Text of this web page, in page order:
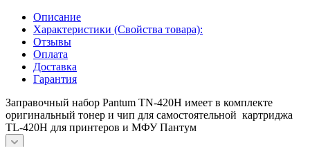
Описание
Характеристики (Свойства товара):
Отзывы
Оплата
Доставка
Гарантия
Заправочный набор Pantum TN-420H имеет в комплекте
оригинальный тонер и чип для самостоятельной картриджа
TL-420H для принтеров и МФУ Пантум